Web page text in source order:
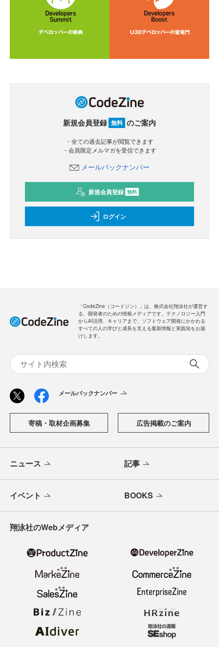
新規会員登録 無料 のご案内
・全ての過去記事が閲覧できます
・会員限定メルマガを受信できます
メールバックナンバー
新規会員登録 無料
ログイン
「CodeZine（コードジン）」は、株式会社翔泳社が運営す
る、開発者のための情報メディアです。テクノロジー入門
からAI活用、キャリアまで、ソフトウェア開発にかかわる
すべての人の学びと成長を支える最新情報と実践知をお届
けします。
メールバックナンバー
寄稿・取材企画募集 広告掲載のご案内
ニュース 記事
イベント BOOKS
翔泳社のWebメディア